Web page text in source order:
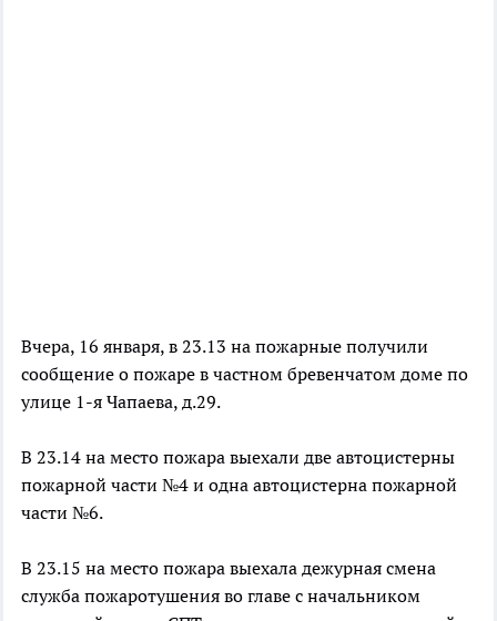
Вчера, 16 января, в 23.13 на пожарные получили
сообщение о пожаре в частном бревенчатом доме по
улице 1-я Чапаева, д.29.
В 23.14 на место пожара выехали две автоцистерны
пожарной части №4 и одна автоцистерна пожарной
части №6.
В 23.15 на место пожара выехала дежурная смена
служба пожаротушения во главе с начальником